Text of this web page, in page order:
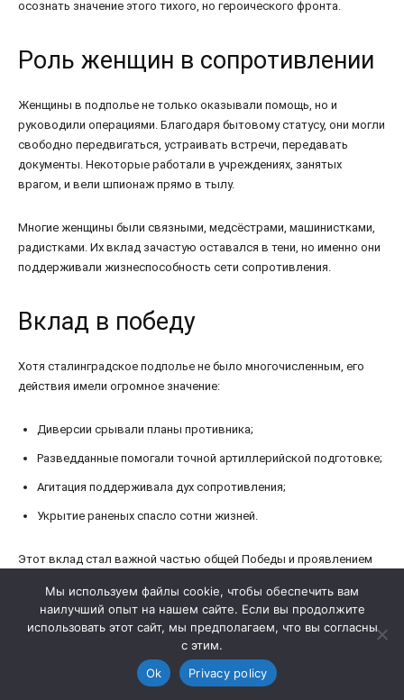
Мы используем файлы cookie, чтобы обеспечить вам
наилучший опыт на нашем сайте. Если вы продолжите
использовать этот сайт, мы предполагаем, что вы согласны
с этим.
Ok
Privacy policy